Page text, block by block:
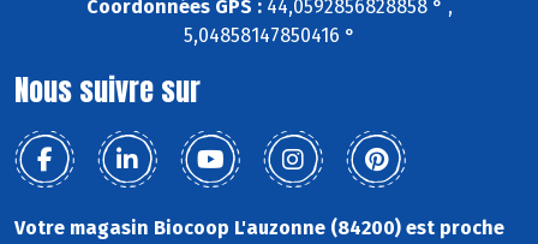
Coordonnées GPS :44,0592856828858 ° ,
5,04858147850416 °
Nous suivre sur
Votre magasin Biocoop L'auzonne (84200) est proche